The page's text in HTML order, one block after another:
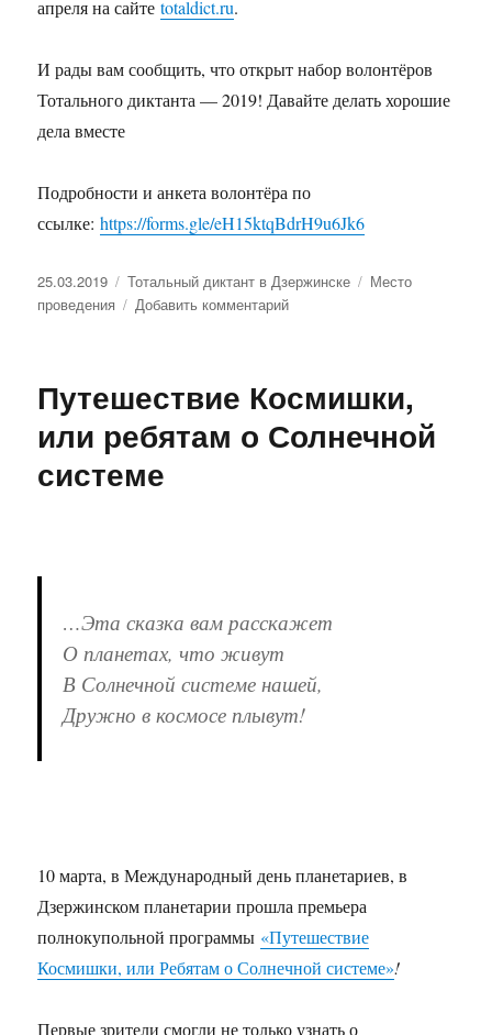
апреля на сайтеtotaldict.ru.
И рады вам сообщить, что открыт набор волонтёров
Тотального диктанта — 2019! Давайте делать хорошие
дела вместе
Подробности и анкета волонтёра по
ссылке:https://forms.gle/eH15ktqBdrH9u6Jk6
Опубликовано
25.03.2019 Рубрики
Тотальный диктант в Дзержинске Метки
Место
проведения
Добавить комментарий
Тотального
в
Путешествие Космишки,
или ребятам о Солнечной
системе
…Эта сказка вам расскажет
О планетах, что живут
В Солнечной системе нашей,
Дружно в космосе плывут!
10 марта, в Международный день планетариев, в
Дзержинском планетарии прошла премьера
полнокупольной программы «Путешествие
Космишки, или Ребятам о Солнечной системе»!
Первые зрители смогли не только узнать о